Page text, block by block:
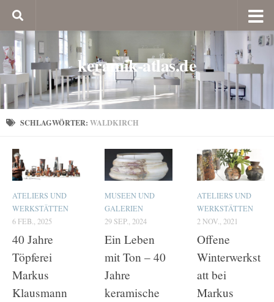
keramik-atlas.de
SCHLAGWÖRTER: WALDKIRCH
ATELIERS UND
WERKSTÄTTEN
6 FEB., 2025
40 Jahre
Töpferei
Markus
Klausmann
MUSEEN UND
GALERIEN
29 SEP., 2024
Ein Leben
mit Ton – 40
Jahre
keramische
ATELIERS UND
WERKSTÄTTEN
2 NOV., 2021
Offene
Winterwerkst
att bei
Markus